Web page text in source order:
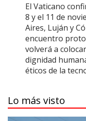
El Vaticano
8 y el 11 de
Aires, Luján y
encuentro
volverá a
dignidad
éticos de la
Lo más visto